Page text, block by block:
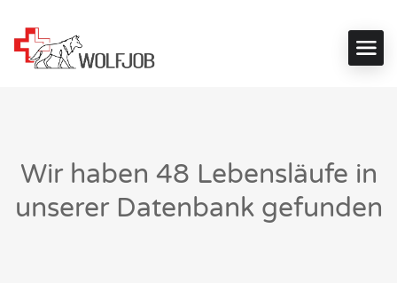
Wir haben 48 Lebensläufe in
unserer Datenbank gefunden